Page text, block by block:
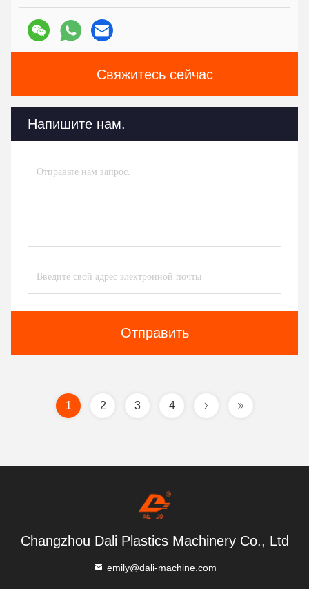
Свяжитесь сейчас
Напишите нам.
Отправить
1 2 3 4
Changzhou Dali Plastics Machinery Co., Ltd
emily@dali-machine.com